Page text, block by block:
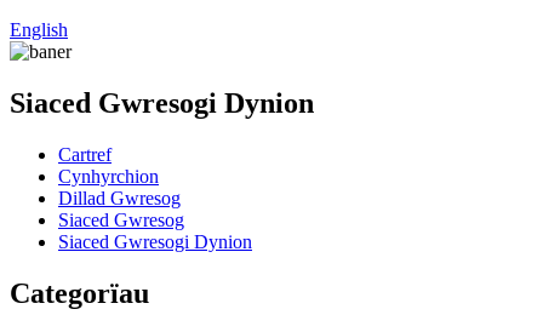
English
Siaced Gwresogi Dynion
Cartref
Cynhyrchion
Dillad Gwresog
Siaced Gwresog
Siaced Gwresogi Dynion
Categorïau